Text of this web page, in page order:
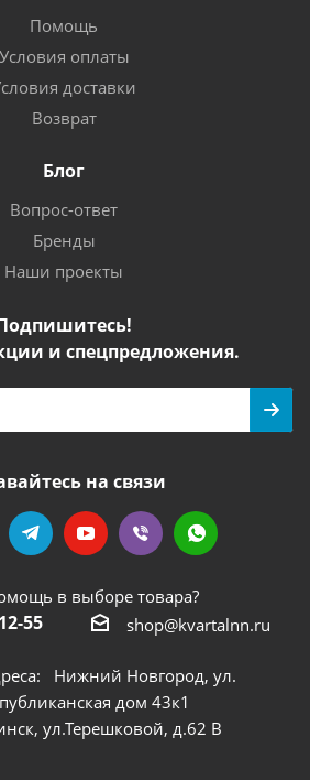
Помощь
Условия оплаты
доставки
Возврат
Блог
Вопрос-ответ
Бренды
Наши проекты
и спецпредложения.
на связи
в выборе товара?
55 shop@kvartalnn.ru
Нижний Новгород, ул.
дом 43к1
ул.Терешковой, д.62 В